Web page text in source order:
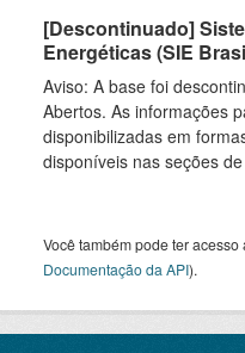
[Descontinuado]
Energéticas (SIE
Aviso: A base foi
Abertos. As informações
disponibilizadas em
disponíveis nas seções
Você também pode ter
Documentação da API).